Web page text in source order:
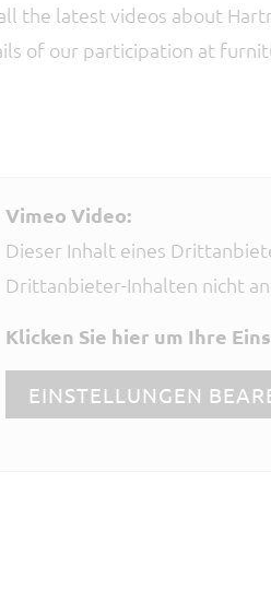
the latest videos about
of our participation at
Vimeo Video:
Dieser Inhalt eines
Drittanbieter-Inhalten nicht
Klicken Sie hier um Ihre
EINSTELLUNGEN